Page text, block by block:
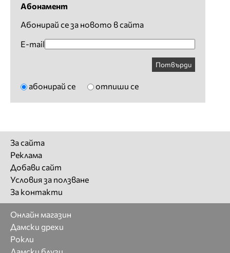
Абонамент
Абонирай се за новото в сайта
E-mail
Потвърди
абонирай се отпиши се
За сайта
Реклама
Добави сайт
Условия за ползване
За контакти
Онлайн магазин
Дамски дрехи
Рокли
Дамски блузи